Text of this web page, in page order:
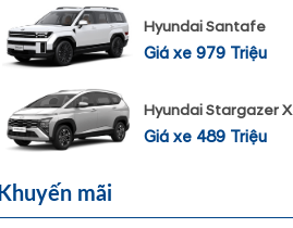
Hyundai Santafe
Giá xe 979 Triệu
Hyundai Stargazer X
Giá xe 489 Triệu
Khuyến mãi